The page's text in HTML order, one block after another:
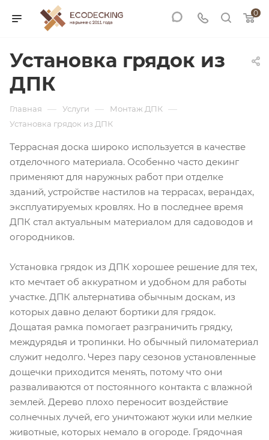
0
Установка грядок из
ДПК
Главная — Услуги — Монтаж ДПК —
Установка грядок из ДПК
Террасная доска широко используется в качестве
отделочного материала. Особенно часто декинг
применяют для наружных работ при отделке
зданий, устройстве настилов на террасах, верандах,
эксплуатируемых кровлях. Но в последнее время
ДПК стал актуальным материалом для садоводов и
огородников.
Установка грядок из ДПК хорошее решение для тех,
кто мечтает об аккуратном и удобном для работы
участке. ДПК альтернатива обычным доскам, из
которых давно делают бортики для грядок.
Дощатая рамка помогает разграничить грядку,
междурядья и тропинки. Но обычный пиломатериал
служит недолго. Через пару сезонов установленные
дощечки приходится менять, потому что они
разваливаются от постоянного контакта с влажной
землей. Дерево плохо переносит воздействие
солнечных лучей, его уничтожают жуки или мелкие
животные, которых немало в огороде. Грядочная